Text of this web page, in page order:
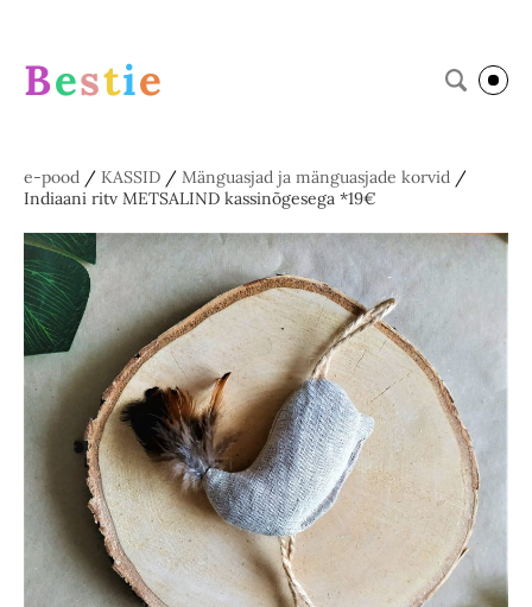
Bestie
e-pood / KASSID / Mänguasjad ja mänguasjade korvid /
Indiaani ritv METSALIND kassinõgesega *19€